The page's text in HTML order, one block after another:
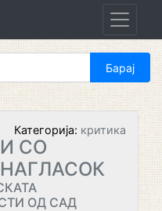
Категорија: критика
СО
ОД САД